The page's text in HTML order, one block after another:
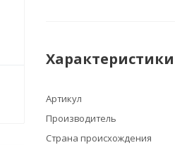
Характеристики
Артикул
Производитель
Страна происхождения